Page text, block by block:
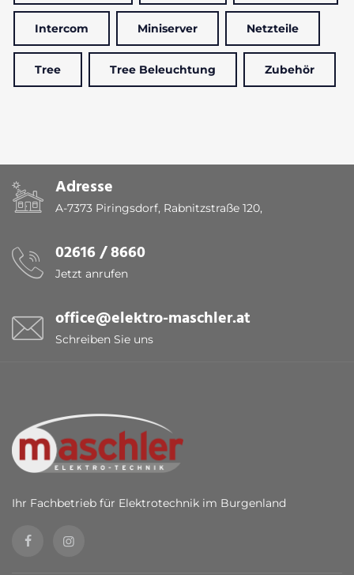
Intercom Miniserver Netzteile
Tree Tree Beleuchtung Zubehör
Adresse
A-7373 Piringsdorf, Rabnitzstraße 120,
02616 / 8660
Jetzt anrufen
office@elektro-maschler.at
Schreiben Sie uns
Ihr Fachbetrieb für Elektrotechnik im Burgenland